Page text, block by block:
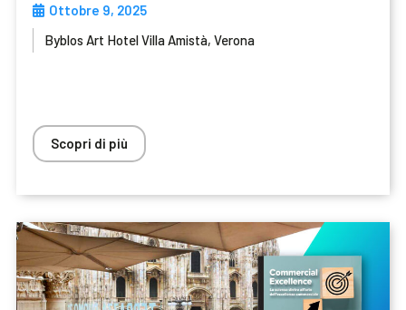
Ottobre 9, 2025
Byblos Art Hotel Villa Amistà, Verona
Scopri di più